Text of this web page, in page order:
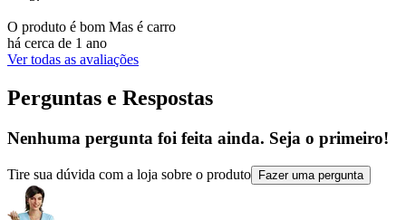
O produto é bom Mas é carro
há cerca de 1 ano
Ver todas as avaliações
Perguntas e Respostas
Nenhuma pergunta foi feita ainda. Seja o primeiro!
Tire sua dúvida com a loja sobre o produto Fazer uma pergunta